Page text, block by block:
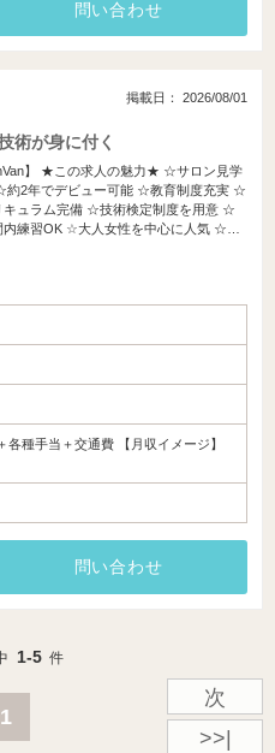
問い合わせ
掲載日： 2026/08/01
術が身に付く
】 ★この求人の魅力★ ☆サロン見学
約2年でデビュー可能 ☆教育制度充実 ☆
キュラム完備 ☆技術検定制度を用意 ☆
内練習OK ☆大人女性を中心に人気 ☆…
種手当＋交通費 【月収イメージ】
問い合わせ
1-5 件
1
次
>>|